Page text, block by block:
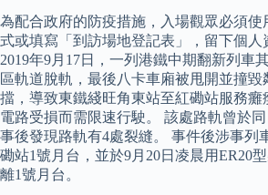
為配合政府的防疫措施，入場觀眾必須使
式或填寫「到訪場地登記表」，留下個人
2019年9月17日，一列港鐵中期翻新列車
區軌道脫軌，最後八卡車廂被甩開並撞
擋，導致東鐵綫旺角東站至紅磡站服務癱
電路受損而需限速行駛。 該處路軌曾於
事後發現路軌有4處裂縫。 事件後涉事列
磡站1號月台，並於9月20日凌晨用ER20
離1號月台。